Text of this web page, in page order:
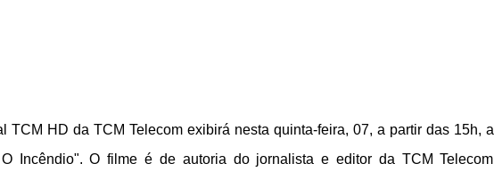
TCM HD da TCM Telecom exibirá nesta quinta-feira, 07, a partir das 15h, a
Incêndio". O filme é de autoria do jornalista e editor da TCM Telecom